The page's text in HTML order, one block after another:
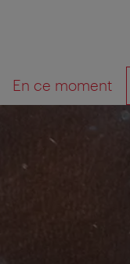
En ce moment